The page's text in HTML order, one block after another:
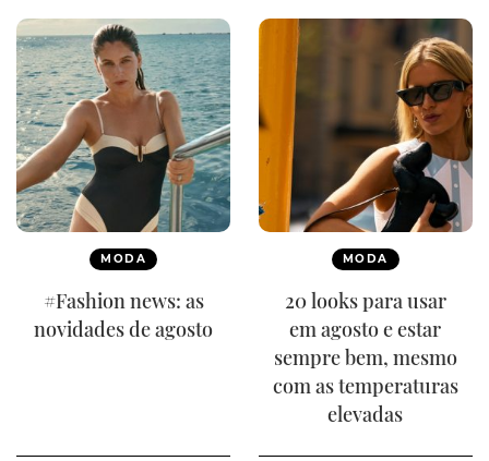
MODA
#Fashion news: as
novidades de agosto
MODA
20 looks para usar
em agosto e estar
sempre bem, mesmo
com as temperaturas
elevadas